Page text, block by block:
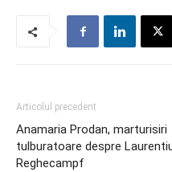
Articolul precedent
Anamaria Prodan, marturisiri
tulburatoare despre
Reghecampf